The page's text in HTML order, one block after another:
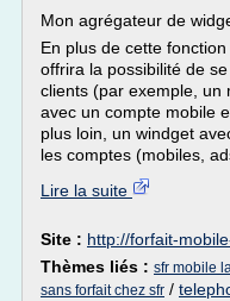
Mon agrégateur de
En plus de cette
offrira la possibilité de
clients (par exemple, un
avec un compte mobile
plus loin, un windget
les comptes (mobiles,
Lire la suite
Site : http://forfait-
Thèmes liés : sfr mobile
sans forfait chez sfr /